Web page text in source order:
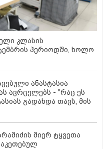
კლასის
პერიოდში, ხოლო
ანასტასია
ავრცელებს - "რაც ეს
გადახდა თავს, მის
მიერ ტყვეთა